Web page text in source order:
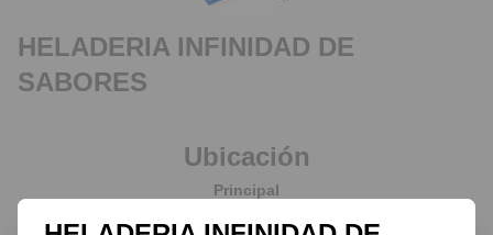
HELADERIA INFINIDAD DE
SABORES
Ubicación
Principal